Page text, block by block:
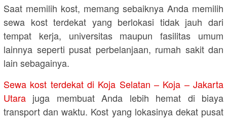
Saat memilih kost, memang sebaiknya Anda memilih
sewa kost terdekat yang berlokasi tidak jauh dari
tempat kerja, universitas maupun fasilitas umum
lainnya seperti pusat perbelanjaan, rumah sakit dan
lain sebagainya.
Sewa kost terdekat di Koja Selatan – Koja – Jakarta
Utara juga membuat Anda lebih hemat di biaya
transport dan waktu. Kost yang lokasinya dekat pusat